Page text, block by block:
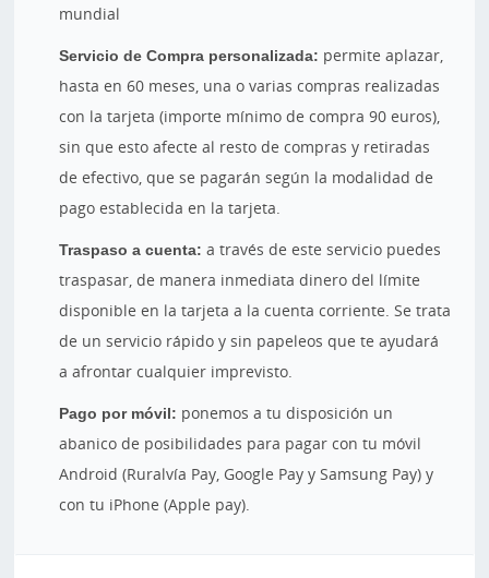
mundial
Servicio de Compra personalizada: permite aplazar,
hasta en 60 meses, una o varias compras realizadas
con la tarjeta (importe mínimo de compra 90 euros),
sin que esto afecte al resto de compras y retiradas
de efectivo, que se pagarán según la modalidad de
pago establecida en la tarjeta.
Traspaso a cuenta:a través de este servicio puedes
traspasar, de manera inmediata dinero del límite
disponible en la tarjeta a la cuenta corriente. Se trata
de un servicio rápido y sin papeleos que te ayudará
a afrontar cualquier imprevisto.
Pago por móvil: ponemos a tu disposición un
abanico de posibilidades para pagar con tu móvil
Android (Ruralvía Pay, Google Pay y Samsung Pay) y
con tu iPhone (Apple pay).